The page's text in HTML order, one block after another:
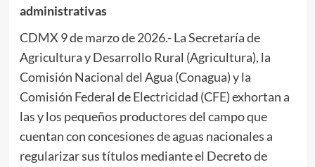
administrativas
CDMX 9 de marzo de 2026.- La Secretaría de
Agricultura y Desarrollo Rural (Agricultura), la
Comisión Nacional del Agua (Conagua) y la
Comisión Federal de Electricidad (CFE) exhortan a
las y los pequeños productores del campo que
cuentan con concesiones de aguas nacionales a
regularizar sus títulos mediante el Decreto de